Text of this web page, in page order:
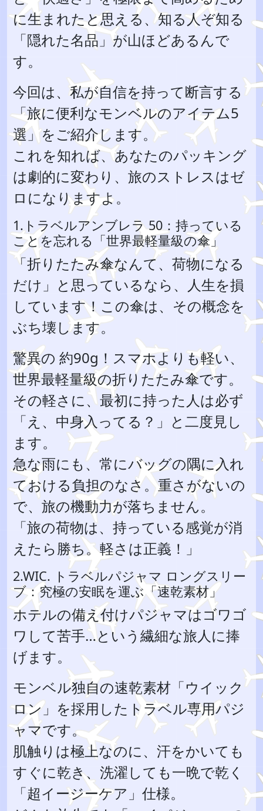
に生まれたと思える、知る人ぞ知る
「隠れた名品」が山ほどあるんで
す。
今回は、私が自信を持って断言する
「旅に便利なモンベルのアイテム5
選」をご紹介します。
これを知れば、あなたのパッキング
は劇的に変わり、旅のストレスはゼ
ロになりますよ。
1.トラベルアンブレラ 50：持っている
ことを忘れる「世界最軽量級の傘」
「折りたたみ傘なんて、荷物になる
だけ」と思っているなら、人生を損
しています！この傘は、その概念を
ぶち壊します。
驚異の 約90g！スマホよりも軽い、
世界最軽量級の折りたたみ傘です。
その軽さに、最初に持った人は必ず
「え、中身入ってる？」と二度見し
ます。
急な雨にも、常にバッグの隅に入れ
ておける負担のなさ。重さがないの
で、旅の機動力が落ちません。
「旅の荷物は、持っている感覚が消
えたら勝ち。軽さは正義！」
2.WIC. トラベルパジャマ ロングスリー
ブ：究極の安眠を運ぶ「速乾素材」
ホテルの備え付けパジャマはゴワゴ
ワして苦手…という繊細な旅人に捧
げます。
モンベル独自の速乾素材「ウイック
ロン」を採用したトラベル専用パジ
ャマです。
肌触りは極上なのに、汗をかいても
すぐに乾き、洗濯しても一晩で乾く
「超イージーケア」仕様。